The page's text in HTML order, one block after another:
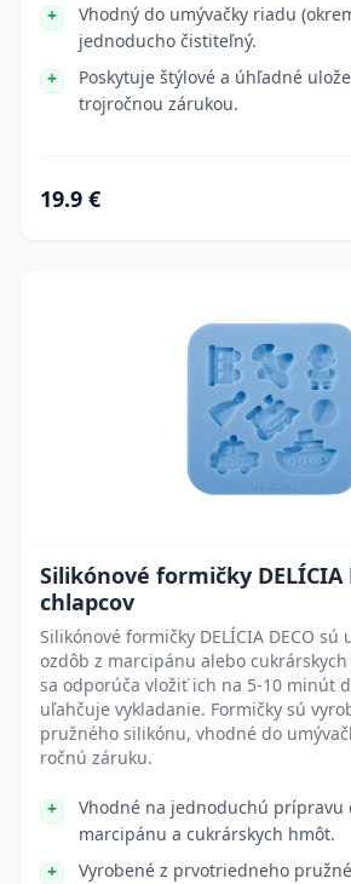
Vhodný do umývačky riadu
jednoducho čistiteľný.
Poskytuje štýlové a úhľadné
trojročnou zárukou.
19.9 €
Silikónové formičky DELÍCIA
chlapcov
Silikónové formičky DELÍCIA DECO
ozdôb z marcipánu alebo
sa odporúča vložiť ich na 5-10 minút
uľahčuje vykladanie. Formičky sú
pružného silikónu, vhodné do
ročnú záruku.
Vhodné na jednoduchú prípravu
marcipánu a cukrárskych hmôt.
Vyrobené z prvotriedneho